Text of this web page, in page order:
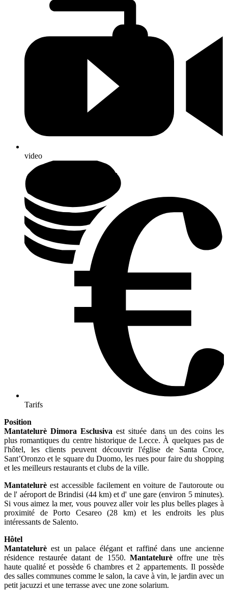
video
Tarifs
Position
Mantatelurè Dimora Esclusiva est située dans un des coins les
plus romantiques du centre historique de Lecce. À quelques pas de
l'hôtel, les clients peuvent découvrir l'église de Santa Croce,
Sant’Oronzo et le square du Duomo, les rues pour faire du shopping
et les meilleurs restaurants et clubs de la ville.
Mantatelurè est accessible facilement en voiture de l'autoroute ou
de l' aéroport de Brindisi (44 km) et d' une gare (environ 5 minutes).
Si vous aimez la mer, vous pouvez aller voir les plus belles plages à
proximité de Porto Cesareo (28 km) et les endroits les plus
intéressants de Salento.
Hôtel
Mantatelurè est un palace élégant et raffiné dans une ancienne
résidence restaurée datant de 1550.Mantatelurè offre une très
haute qualité et possède 6 chambres et 2 appartements. Il possède
des salles communes comme le salon, la cave à vin, le jardin avec un
petit jacuzzi et une terrasse avec une zone solarium.